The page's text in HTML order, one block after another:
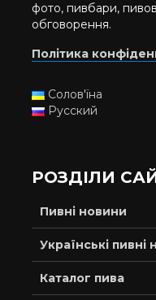
фото, пивбари,
обговорення.
Політика
Солов'їна
Русский
РОЗДІЛИ
Пивні новини
Українські пивні
Каталог пива